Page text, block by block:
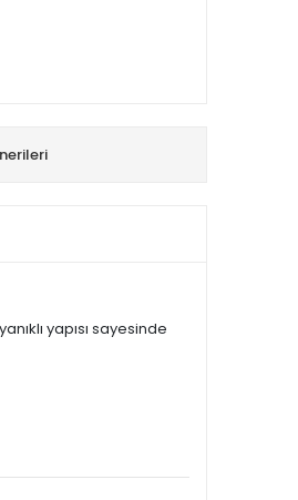
yapısı sayesinde